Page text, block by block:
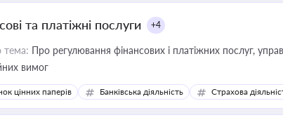
та платіжні послуги +4
Про регулювання фінансових і платіжних послуг, управління коштами, приймання платежів та дотримання
вимог
цінних паперів Банківська діяльність Страхова